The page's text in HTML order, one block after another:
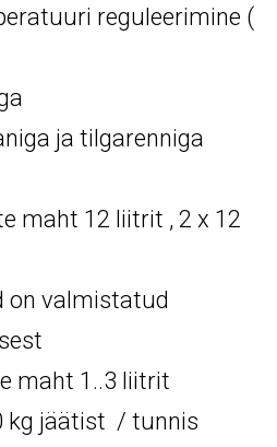
reguleerimine (
ja tilgarenniga
maht 12 liitrit , 2 x 12
on valmistatud
maht 1..3 liitrit
kg jäätist / tunnis